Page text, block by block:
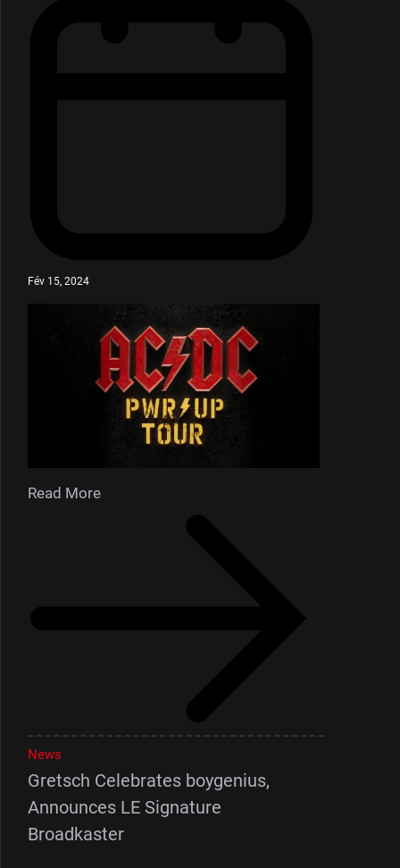
Fév 15, 2024
Read More
News
Gretsch Celebrates boygenius,
Announces LE Signature
Broadkaster